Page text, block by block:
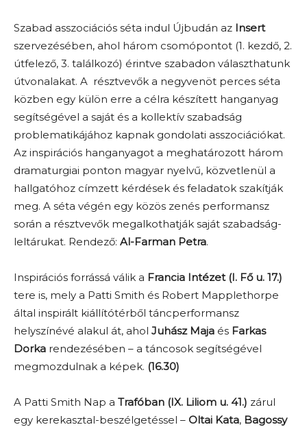
Szabad asszociációs séta indul Újbudán az Insert
szervezésében, ahol három csomópontot (1. kezdő, 2.
útfelező, 3. találkozó) érintve szabadon választhatunk
útvonalakat. A résztvevők a negyvenöt perces séta
közben egy külön erre a célra készített hanganyag
segítségével a saját és a kollektív szabadság
problematikájához kapnak gondolati asszociációkat.
Az inspirációs hanganyagot a meghatározott három
dramaturgiai ponton magyar nyelvű, közvetlenül a
hallgatóhoz címzett kérdések és feladatok szakítják
meg. A séta végén egy közös zenés performansz
során a résztvevők megalkothatják saját szabadság-
leltárukat. Rendező: Al-Farman Petra.
Inspirációs forrássá válik a Francia Intézet (I. Fő u. 17.)
tere is, mely a Patti Smith és Robert Mapplethorpe
által inspirált kiállítótérből táncperformansz
helyszínévé alakul át, ahol Juhász Maja és Farkas
Dorka rendezésében – a táncosok segítségével
megmozdulnak a képek. (16.30)
A Patti Smith Nap a Trafóban (IX. Liliom u. 41.) zárul
egy kerekasztal-beszélgetéssel – Oltai Kata, Bagossy